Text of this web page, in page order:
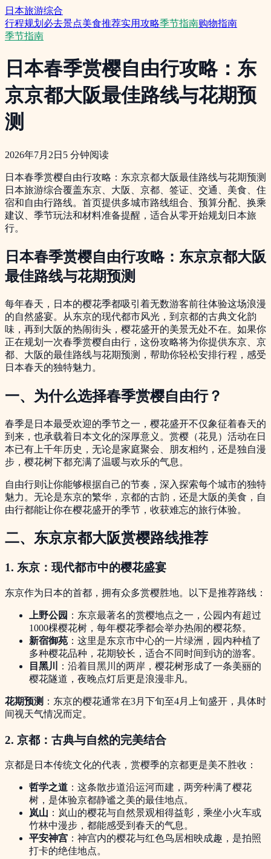
日本旅游综合
行程规划 必去景点美食推荐实用攻略季节指南购物指南
季节指南
日本春季赏樱自由行攻略：东
京京都大阪最佳路线与花期预
测
2026年7月2日 5 分钟阅读
日本春季赏樱自由行攻略：东京京都大阪最佳路线与花期预测
日本旅游综合覆盖东京、大阪、京都、签证、交通、美食、住
宿和自由行路线。首页提供多城市路线组合、预算分配、换乘
建议、季节玩法和材料准备提醒，适合从零开始规划日本旅
行。
日本春季赏樱自由行攻略：东京京都大阪
最佳路线与花期预测
每年春天，日本的樱花季都吸引着无数游客前往体验这场浪漫
的自然盛宴。从东京的现代都市风光，到京都的古典文化韵
味，再到大阪的热闹街头，樱花盛开的美景无处不在。如果你
正在规划一次春季赏樱自由行，这份攻略将为你提供东京、京
都、大阪的最佳路线与花期预测，帮助你轻松安排行程，感受
日本春天的独特魅力。
一、为什么选择春季赏樱自由行？
春季是日本最受欢迎的季节之一，樱花盛开不仅象征着春天的
到来，也承载着日本文化的深厚意义。赏樱（花見）活动在日
本已有上千年历史，无论是家庭聚会、朋友相约，还是独自漫
步，樱花树下都充满了温暖与欢乐的气息。
自由行则让你能够根据自己的节奏，深入探索每个城市的独特
魅力。无论是东京的繁华，京都的古韵，还是大阪的美食，自
由行都能让你在樱花盛开的季节，收获难忘的旅行体验。
二、东京京都大阪赏樱路线推荐
1. 东京：现代都市中的樱花盛宴
东京作为日本的首都，拥有众多赏樱胜地。以下是推荐路线：
上野公园 ：东京最著名的赏樱地点之一，公园内有超过
1000棵樱花树，每年樱花季都会举办热闹的樱花祭。
新宿御苑 ：这里是东京市中心的一片绿洲，园内种植了
多种樱花品种，花期较长，适合不同时间到访的游客。
目黑川
：沿着目黑川的两岸，樱花树形成了一条美丽的
樱花隧道，夜晚点灯后更是浪漫非凡。
花期预测 ：东京的樱花通常在3月下旬至4月上旬盛开，具体时
间视天气情况而定。
2. 京都：古典与自然的完美结合
京都是日本传统文化的代表，赏樱季的京都更是美不胜收：
哲学之道 ：这条散步道沿运河而建，两旁种满了樱花
树，是体验京都静谧之美的最佳地点。
岚山 ：岚山的樱花与自然景观相得益彰，乘坐小火车或
竹林中漫步，都能感受到春天的气息。
平安神宫 ：神宫内的樱花与红色鸟居相映成趣，是拍照
打卡的绝佳地点。